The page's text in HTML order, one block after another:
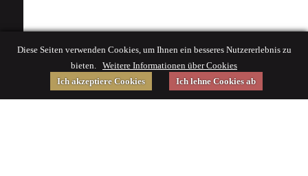
Diese Seiten verwenden Cookies, um Ihnen ein besseres Nutzererlebnis zu
bieten. Weitere Informationen über Cookies
Ich akzeptiere Cookies
Ich lehne Cookies ab